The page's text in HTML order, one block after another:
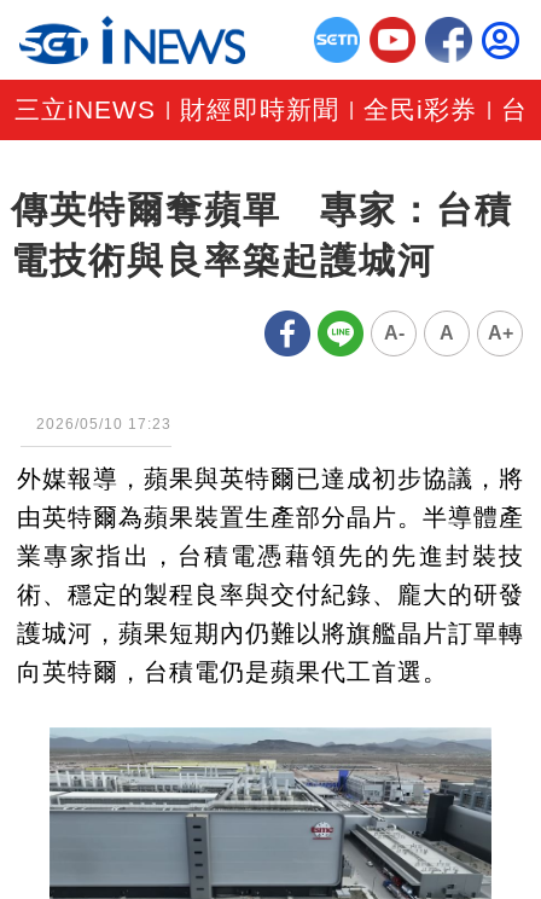
三立iNEWS 財經即時新聞 |全民i彩券 台
傳英特爾奪蘋單 專家：台積
電技術與良率築起護城河
A- A A+
2026/05/10 17:23
外媒報導，蘋果與英特爾已達成初步協議，將
由英特爾為蘋果裝置生產部分晶片。半導體產
業專家指出，台積電憑藉領先的先進封裝技
術、穩定的製程良率與交付紀錄、龐大的研發
護城河，蘋果短期內仍難以將旗艦晶片訂單轉
向英特爾，台積電仍是蘋果代工首選。